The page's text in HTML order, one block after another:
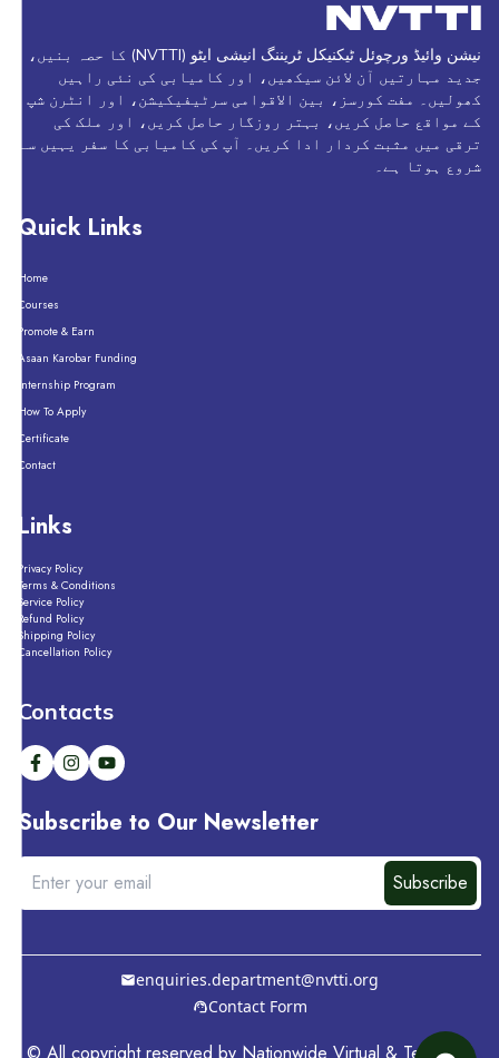
نیشن وائیڈ ورچوئل ٹیکنیکل ٹریننگ انیشی ایٹو (NVTTI) کا حصہ بنیں،
جدید مہارتیں آن لائن سیکھیں، اور کامیابی کی نئی راہیں
کھولیں۔ مفت کورسز، بین الاقوامی سرٹیفیکیشن، اور انٹرن شپ
کے مواقع حاصل کریں، بہتر روزگار حاصل کریں، اور ملک کی
ترقی میں مثبت کردار ادا کریں۔ آپ کی کامیابی کا سفر یہیں سے
شروع ہوتا ہے۔
Quick Links
Home
Courses
Promote & Earn
Asaan Karobar Funding
Internship Program
How To Apply
Certificate
Contact
Links
Privacy Policy
Terms & Conditions
Service Policy
Refund Policy
Shipping Policy
Cancellation Policy
Contacts
Subscribe to Our Newsletter
Subscribe
enquiries.department@nvtti.org
Contact Form
© All copyright reserved by Nationwide Virtual & Technical